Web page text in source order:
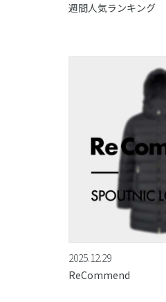
週間人気ランキング
2025.12.29
ReCommend